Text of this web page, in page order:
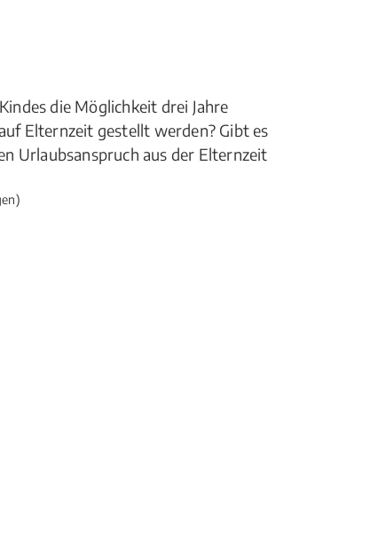
die Möglichkeit drei Jahre
Elternzeit gestellt werden? Gibt es
Urlaubsanspruch aus der Elternzeit